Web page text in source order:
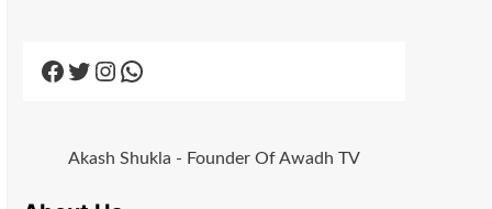
Facebook
Twitter
Instagram
WhatsApp
Akash Shukla - Founder Of Awadh TV